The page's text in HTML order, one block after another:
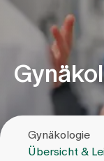
Zuweisende
Events
Über uns
Gynäkologie
Übersicht &